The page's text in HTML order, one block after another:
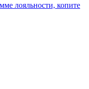
лояльности, копите